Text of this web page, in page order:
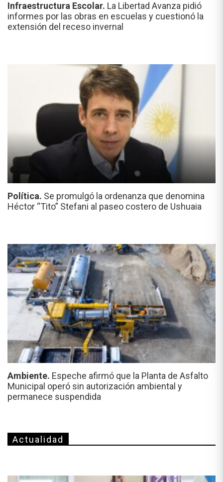
Infraestructura Escolar. La Libertad Avanza pidió
informes por las obras en escuelas y cuestionó la
extensión del receso invernal
Política. Se promulgó la ordenanza que denomina
Héctor “Tito” Stefani al paseo costero de Ushuaia
Ambiente. Espeche afirmó que la Planta de Asfalto
Municipal operó sin autorización ambiental y
permanece suspendida
Actualidad